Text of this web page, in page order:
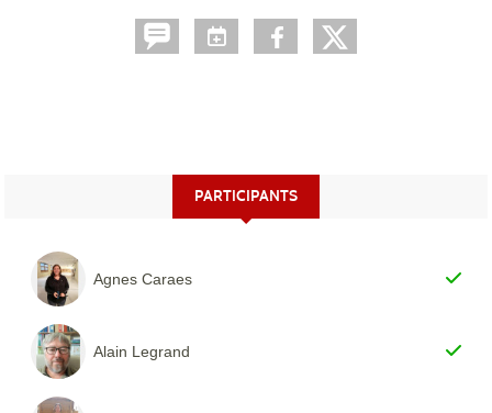
PARTICIPANTS
Agnes Caraes
Alain Legrand